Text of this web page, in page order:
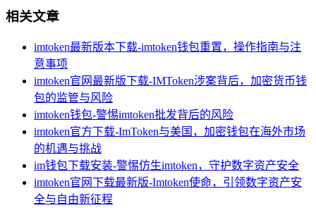
相关文章
imtoken最新版本下载-imtoken钱包重置，操作指南与注
意事项
imtoken官网最新版下载-IMToken涉案背后，加密货币钱
包的监管与风险
imtoken钱包-警惕imtoken批发背后的风险
imtoken官方下载-ImToken与美国，加密钱包在海外市场
的机遇与挑战
im钱包下载安装-警惕仿生imtoken，守护数字资产安全
imtoken官网下载最新版-Imtoken使命，引领数字资产安
全与自由新征程